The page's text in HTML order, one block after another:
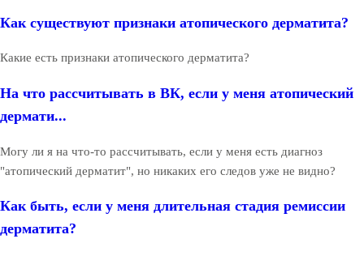
Как существуют признаки атопического дерматита?
Какие есть признаки атопического дерматита?
На что рассчитывать в ВК, если у меня атопический
дермати...
Могу ли я на что-то рассчитывать, если у меня есть диагноз
"атопический дерматит", но никаких его следов уже не видно?
Как быть, если у меня длительная стадия ремиссии
дерматита?